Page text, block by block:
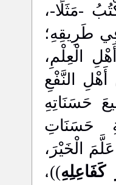
-مَثَلًا-،
طَرِيقِهِ؛
الْعِلْمِ،
النَّفْعِ
حَسَنَاتِهِ
حَسَنَاتِ
الْخَيْرَ،
كَفَاعِلِهِ))،